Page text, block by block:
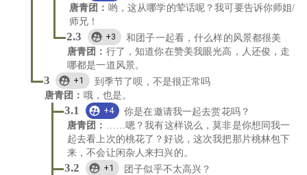
唐青团 ： 哟，这从哪学的荤话呢？我可要告诉你师姐/
师兄！
2.3 +3
和团子一起看，什么样的风景都很美
唐青团 ： 行了，知道你在赞美我眼光高，人还俊，走
哪都是一道风景。
3 +1
到季节了呗，不是很正常吗
唐青团 ： 哦，也是。
3.1 +4
你是在邀请我一起去赏花吗？
唐青团 ：
……嗯？我有这样说么，莫非是你想同我一
起去看上次的桃花了？好说，这次我把那片桃林包下
来，不会让闲杂人来扫兴的。
3.2 +1 团子似乎不太高兴？